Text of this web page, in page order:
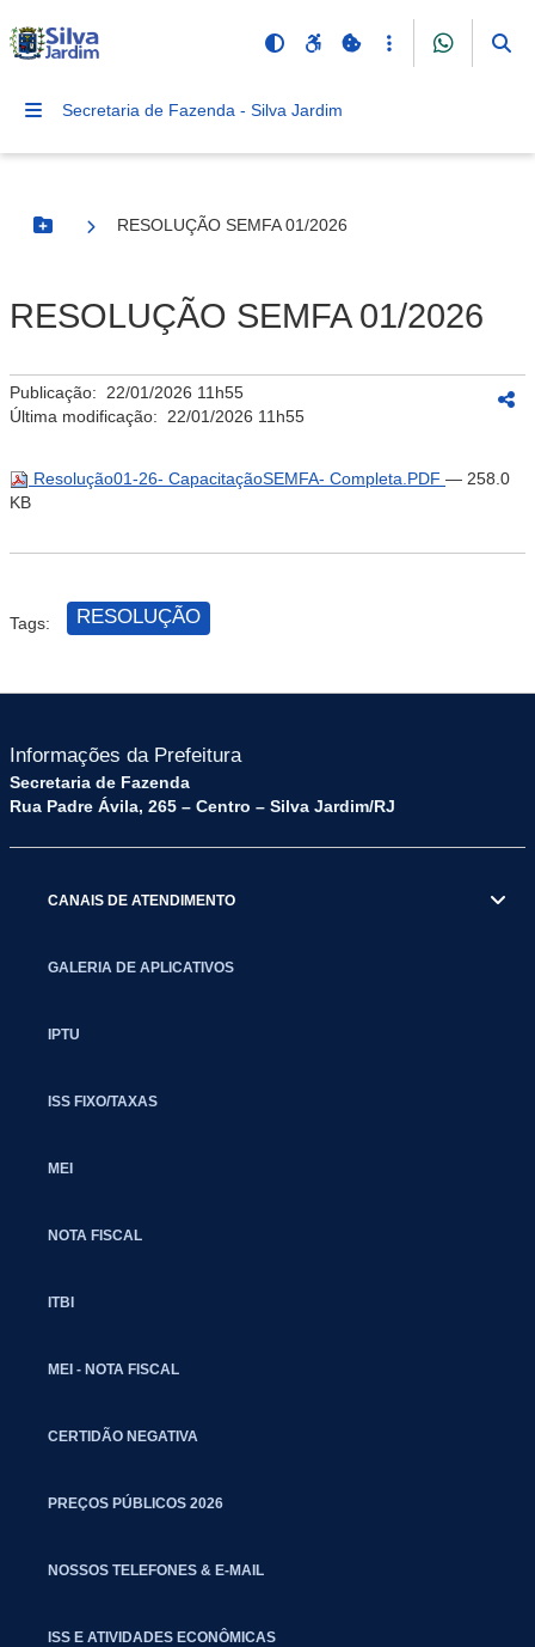
Secretaria de Fazenda - Silva Jardim
Botão Menu
RESOLUÇÃO SEMFA 01/2026
RESOLUÇÃO SEMFA 01/2026
Publicação: 22/01/2026 11h55
Última modificação: 22/01/2026 11h55
Resolução01-26- CapacitaçãoSEMFA- Completa.PDF — 258.0
KB
Tags: RESOLUÇÃO
Informações da Prefeitura
Secretaria de Fazenda
Rua Padre Ávila, 265 – Centro – Silva Jardim/RJ
CANAIS DE ATENDIMENTO
GALERIA DE APLICATIVOS
IPTU
ISS FIXO/TAXAS
MEI
NOTA FISCAL
ITBI
MEI - NOTA FISCAL
CERTIDÃO NEGATIVA
PREÇOS PÚBLICOS 2026
NOSSOS TELEFONES & E-MAIL
ISS E ATIVIDADES ECONÔMICAS